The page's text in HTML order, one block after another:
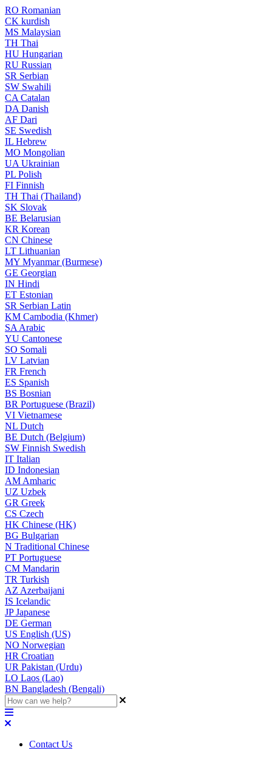
RO Romanian
CK kurdish
MS Malaysian
TH Thai
HU Hungarian
RU Russian
SR Serbian
SW Swahili
CA Catalan
DA Danish
AF Dari
SE Swedish
IL Hebrew
MO Mongolian
UA Ukrainian
PL Polish
FI Finnish
TH Thai (Thailand)
SK Slovak
BE Belarusian
KR Korean
CN Chinese
LT Lithuanian
MY Myanmar (Burmese)
GE Georgian
IN Hindi
ET Estonian
SR Serbian Latin
KM Cambodia (Khmer)
SA Arabic
YU Cantonese
SO Somali
LV Latvian
FR French
ES Spanish
BS Bosnian
BR Portuguese (Brazil)
VI Vietnamese
NL Dutch
BE Dutch (Belgium)
SW Finnish Swedish
IT Italian
ID Indonesian
AM Amharic
UZ Uzbek
GR Greek
CS Czech
HK Chinese (HK)
BG Bulgarian
N Traditional Chinese
PT Portuguese
CM Mandarin
TR Turkish
AZ Azerbaijani
IS Icelandic
JPJapanese
DE German
US English (US)
NO Norwegian
HR Croatian
UR Pakistan (Urdu)
LO Laos (Lao)
BN Bangladesh (Bengali)
Contact Us